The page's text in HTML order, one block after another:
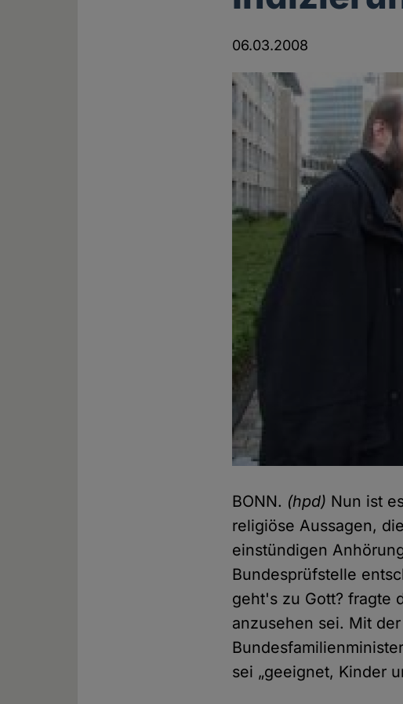
06.03.2008
BONN. (hpd) Nun ist
religiöse Aussagen, die
einstündigen
Bundesprüfstelle
geht's zu Gott? fragte
anzusehen sei. Mit
sei „geeignet, Kinder